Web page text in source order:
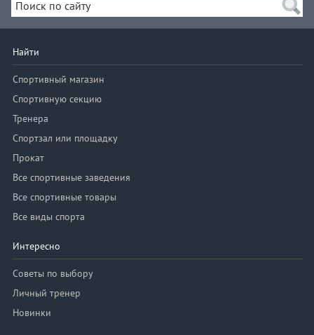
Найти
Спортивный магазин
Спортивную секцию
Тренера
Спортзал или площадку
Прокат
Все спортивные заведения
Все спортивные товары
Все виды спорта
Интересно
Советы по выбору
Личный тренер
Новинки